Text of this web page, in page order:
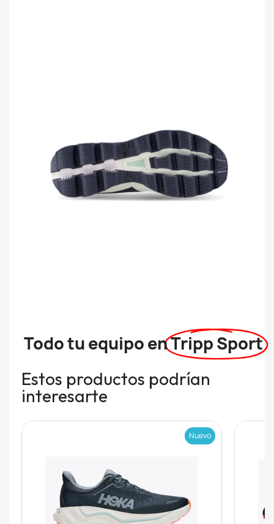
Todo tu equipo enTripp Sport
Estos productos podrían
interesarte
Nuevo